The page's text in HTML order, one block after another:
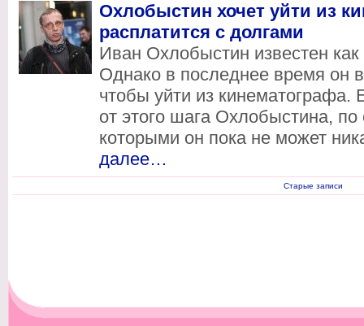
Охлобыстин хочет уйти из
расплатится с долгами
Иван Охлобыстин известен
Однако в последнее время он
чтобы уйти из кинематографа.
от этого шага Охлобыстина,
которыми он пока не может
далее…
Старые записи